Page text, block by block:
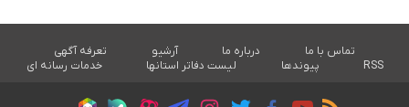
تماس با ما درباره ما آرشیو
تعرفه آگهی
RSS
پیوندها لیست دفاتر استانها خدمات رسانه ای